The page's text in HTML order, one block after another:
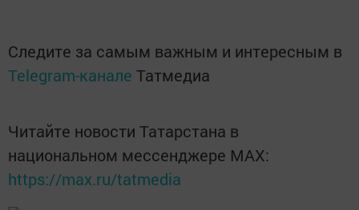
Следите за самым важным и интересным в
Telegram-канале Татмедиа
Читайте новости Татарстана в
национальном мессенджере MАХ:
https://max.ru/tatmedia